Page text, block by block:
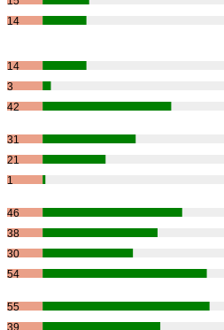
14
14
3
42
31
21
1
46
38
30
54
55
39